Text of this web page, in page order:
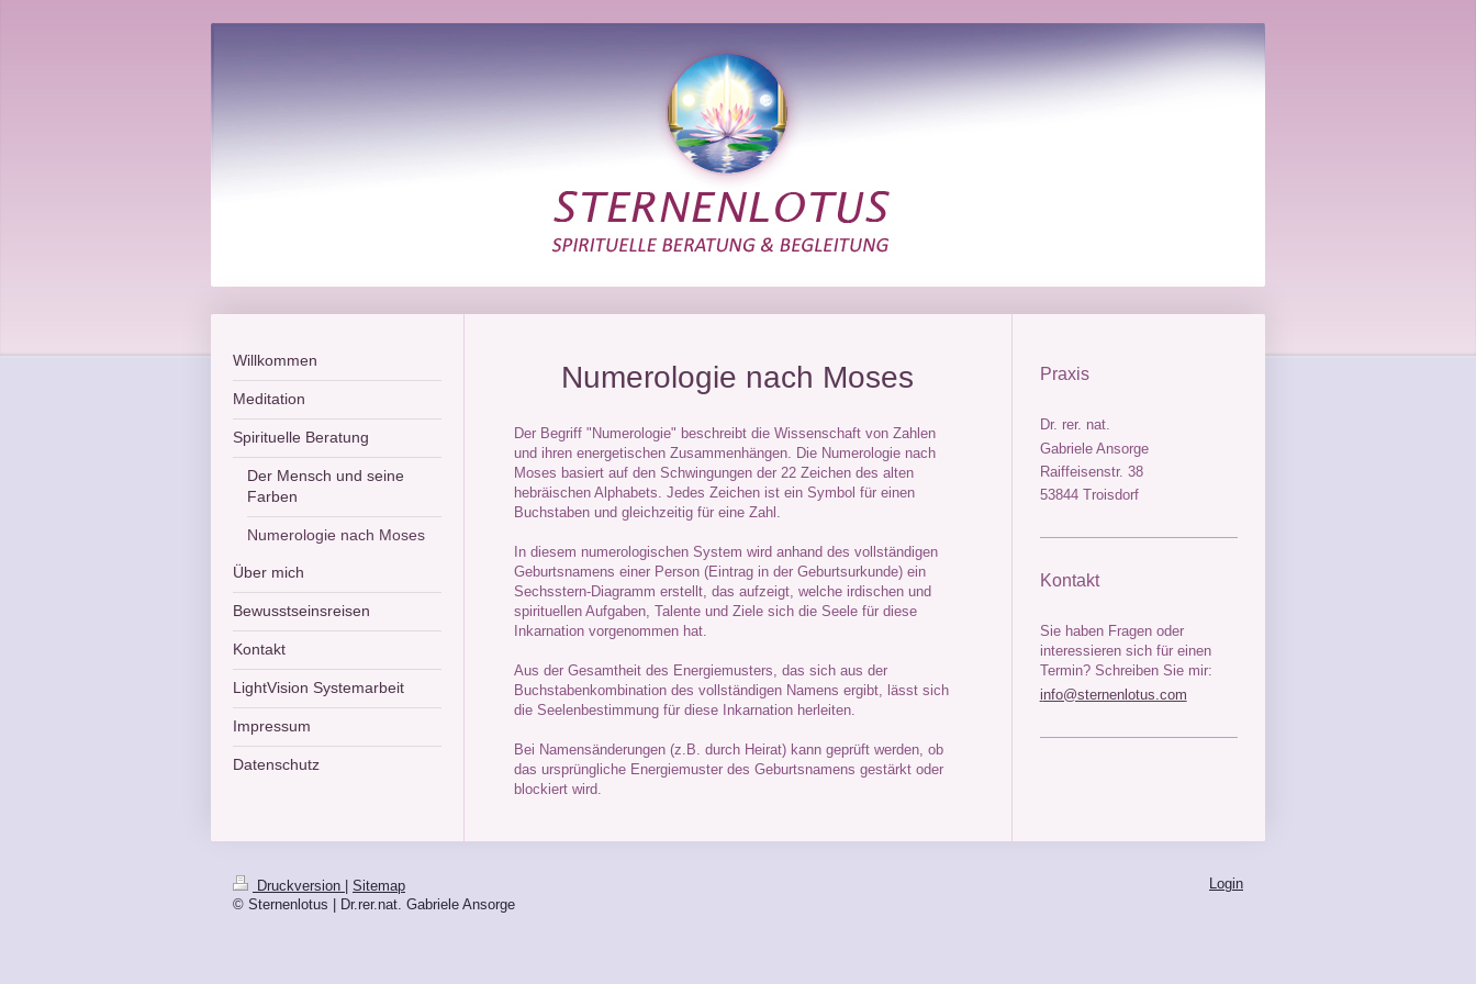
Willkommen
Meditation
Spirituelle Beratung
Der Mensch und seine
Farben
Numerologie nach Moses
Über mich
Bewusstseinsreisen
Kontakt
LightVision Systemarbeit
Impressum
Datenschutz
Numerologie nach Moses
Der Begriff "Numerologie" beschreibt die Wissenschaft von Zahlen
und ihren energetischen Zusammenhängen. Die Numerologie nach
Moses basiert auf den Schwingungen der 22 Zeichen des alten
hebräischen Alphabets. Jedes Zeichen ist ein Symbol für einen
Buchstaben und gleichzeitig für eine Zahl.
In diesem numerologischen System wird anhand des vollständigen
Geburtsnamens einer Person (Eintrag in der Geburtsurkunde) ein
Sechsstern-Diagramm erstellt, das aufzeigt, welche irdischen und
spirituellen Aufgaben, Talente und Ziele sich die Seele für diese
Inkarnation vorgenommen hat.
Aus der Gesamtheit des Energiemusters, das sich aus der
Buchstabenkombination des vollständigen Namens ergibt, lässt sich
die Seelenbestimmung für diese Inkarnation herleiten.
Bei Namensänderungen (z.B. durch Heirat) kann geprüft werden, ob
das ursprüngliche Energiemuster des Geburtsnamens gestärkt oder
blockiert wird.
Praxis
Dr. rer. nat.
Gabriele Ansorge
Raiffeisenstr. 38
53844 Troisdorf
Kontakt
Sie haben Fragen oder
interessieren sich für einen
Termin? Schreiben Sie mir:
info@sternenlotus.com
Druckversion
Sitemap
© Sternenlotus | Dr.rer.nat. Gabriele Ansorge
Login